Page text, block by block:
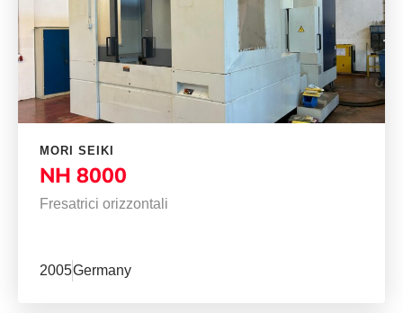
MORI SEIKI
NH 8000
Fresatrici orizzontali
2005Germany